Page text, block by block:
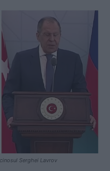
Serghei Lavrov